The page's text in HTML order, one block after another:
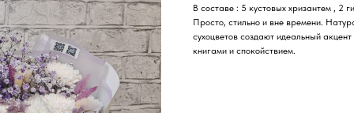
В составе : 5 кустовых хризантем , 2
Просто, стильно и вне времени.
сухоцветов создают идеальный
книгами и спокойствием.